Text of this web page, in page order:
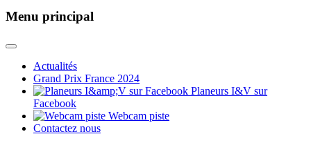
Menu principal
Actualités
Grand Prix France 2024
Planeurs I&V sur
Facebook
Webcam piste
Contactez nous